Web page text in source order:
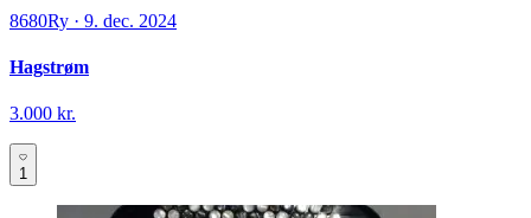
8680Ry · 9. dec. 2024
Hagstrøm
3.000 kr.
1